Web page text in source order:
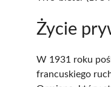
Życie
W 1931 roku
francuskiego